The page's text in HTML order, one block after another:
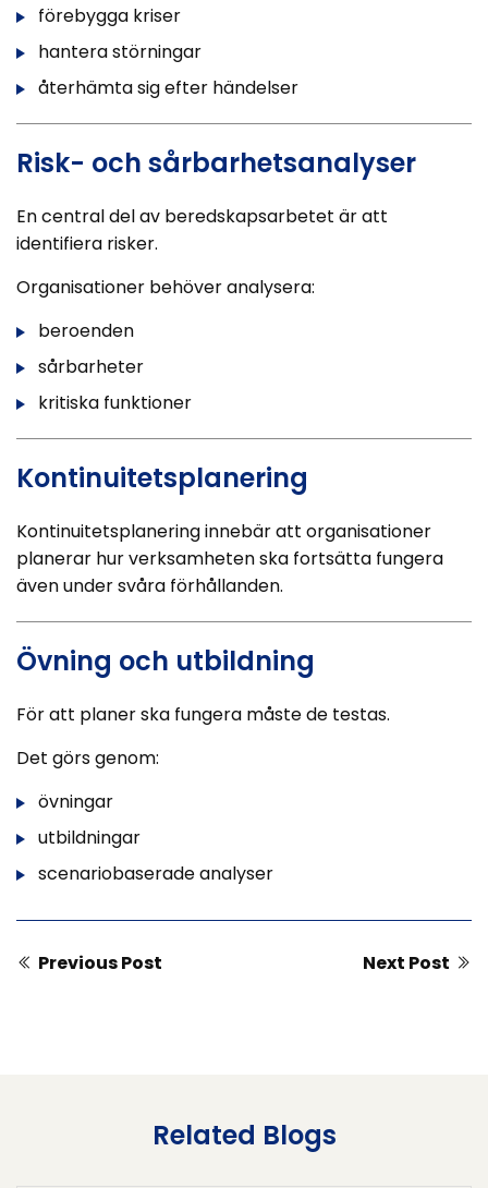
förebygga kriser
hantera störningar
återhämta sig efter händelser
Risk- och sårbarhetsanalyser
En central del av beredskapsarbetet är att
identifiera risker.
Organisationer behöver analysera:
beroenden
sårbarheter
kritiska funktioner
Kontinuitetsplanering
Kontinuitetsplanering innebär att organisationer
planerar hur verksamheten ska fortsätta fungera
även under svåra förhållanden.
Övning och utbildning
För att planer ska fungera måste de testas.
Det görs genom:
övningar
utbildningar
scenariobaserade analyser
Previous Post Next Post
Related Blogs